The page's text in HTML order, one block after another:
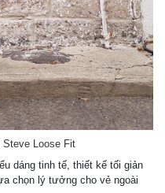
Loose Fit
dáng tinh tế, thiết kế tối giản
chọn lý tưởng cho vẻ ngoài